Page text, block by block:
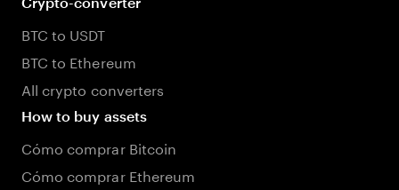
BTC to USDT
BTC to Ethereum
All crypto converters
How to buy assets
Cómo comprar Bitcoin
Cómo comprar Ethereum